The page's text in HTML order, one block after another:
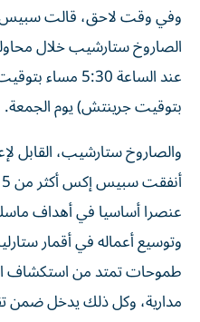
وفي وقت لاحق، قالت سبيس
بتوقيت جرينتش) يوم الجمعة.
والصاروخ ‌ستارشيب، القابل
عنصرا أساسيا في أهداف
وتوسيع أعماله ‌في أقمار
طموحات تمتد من ⁠استكشاف
مدارية، وكل ذلك ‌يدخل ضمن